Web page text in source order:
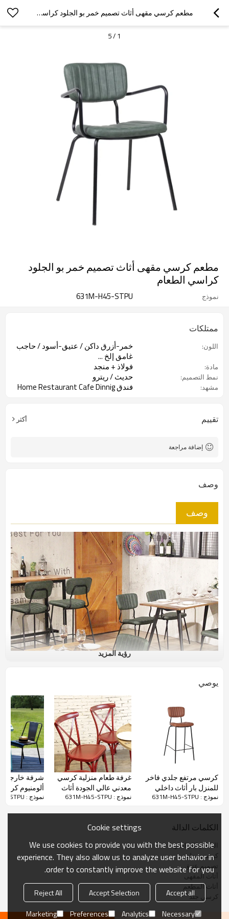
مطعم كرسي مقهى أثاث تصميم خمر بو الجلود كراسي الطعام
1
/
5
مطعم كرسي مقهى أثاث تصميم خمر بو الجلود
كراسي الطعام
نموذج 631M-H45-STPU
ممتلكات
اللون:
خمر-أزرق داكن / عتيق-أسود / حاجب
غامق إلخ ...
مادة: فولاذ + منجد
نمط التصميم: حديث / ريترو
مشهد:
فندق Home Restaurant Cafe Dinnig
تقييم أكثر
إضافة مراجعة
وصف
وصف
مزايا كرسي الطعام
●التنجيد: جلد صناعي عتيق مستورد.
●
تخصيص
اسم المنتج كرسي مطعم
رقم الشيء 631M-H45-STPU
رؤية المزيد
يوصي
كرسي مرتفع جلدي فاخر
للمنزل بار أثاث داخلي
مطبخ جانبي كرسي بار
نموذج : 631M-H45-STPU
غرفة طعام منزلية كرسي
معدني عالي الجودة أثاث
طعام عتيق كرسي داخلي
نموذج : 631M-H45-STPU
شرفة خارجية
ألومنيوم
مقاوم للماء
نموذج : 631M-H45-STPU
الكلمات الدالة
الطعام الكراسي
كرسي مطعم
تصميم عتيق
أثاث المقهى
أثاث المطعم
كرسي جلد
Cookie settings
We use cookies to provide you with the best possible
experience. They also allow us to analyze user behavior in
order to constantly improve the website for you.
Accept all
Accept Selection
Reject All
Necessary
Analytics
Preferences
Marketing